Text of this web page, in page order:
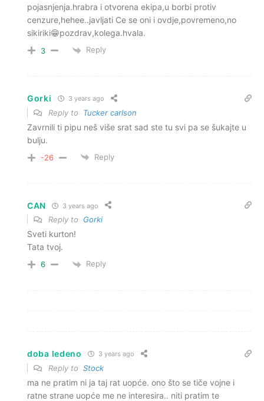
pojasnjenja.hrabra i otvorena ekipa,u borbi protiv
cenzure,hehee..javljati Ce se oni i ovdje,povremeno,no
sikiriki😁pozdrav,kolega.hvala.
3 Reply
Gorki 3 years ago
Reply to Tucker carlson
Zavrnili ti pipu neš više srat sad ste tu svi pa se šukajte u
bulju.
-26 Reply
CAN 3 years ago
Reply to Gorki
Sveti kurton!
Tata tvoj.
6 Reply
doba ledeno 3 years ago
Reply to Stock
ma ne pratim ni ja taj rat uopće. ono što se tiče vojne i
ratne strane uopće me ne interesira.. niti pratim te